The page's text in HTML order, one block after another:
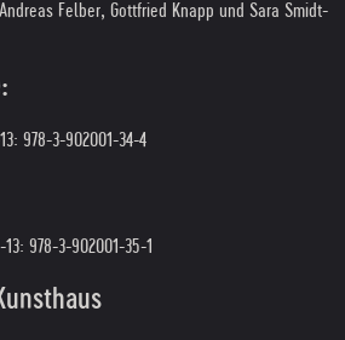
Felber, Gottfried Knapp und Sara Smidt-
13: 978-3-902001-34-4
13: 978-3-902001-35-1